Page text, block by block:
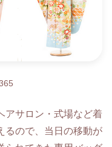
アサロン・式場など着
るので、当日の移動が